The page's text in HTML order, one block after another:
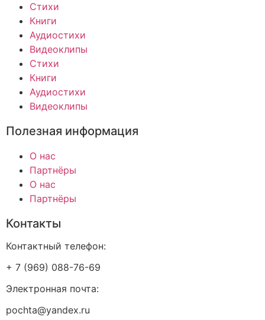
Стихи
Книги
Аудиостихи
Видеоклипы
Стихи
Книги
Аудиостихи
Видеоклипы
Полезная информация
О нас
Партнёры
О нас
Партнёры
Контакты
Контактный телефон:
+ 7 (969) 088-76-69
Электронная почта:
pochta@yandex.ru